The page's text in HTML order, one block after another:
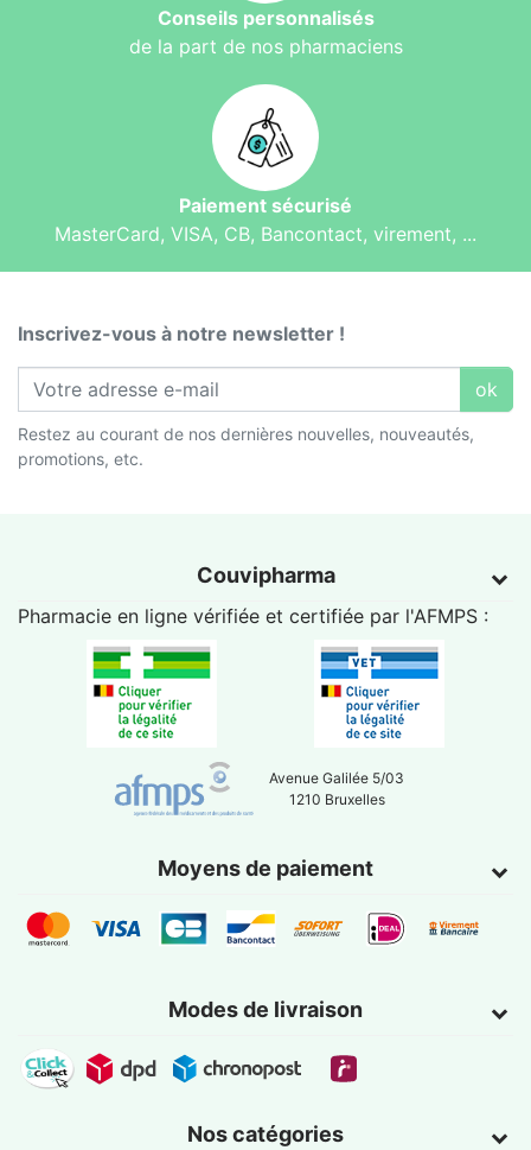
Conseils personnalisés
de la part de nos pharmaciens
Paiement sécurisé
MasterCard, VISA, CB, Bancontact, virement, ...
Inscrivez-vous à notre newsletter !
ok
Restez au courant de nos dernières nouvelles, nouveautés,
promotions, etc.
Couvipharma
Pharmacie en ligne vérifiée et certifiée par l'AFMPS :
Avenue Galilée 5/03
1210 Bruxelles
Moyens de paiement
Modes de livraison
Nos catégories